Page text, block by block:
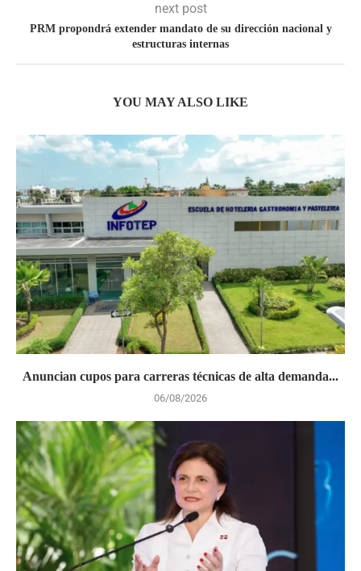
next post
PRM propondrá extender mandato de su dirección nacional y
estructuras internas
YOU MAY ALSO LIKE
Anuncian cupos para carreras técnicas de alta demanda...
06/08/2026